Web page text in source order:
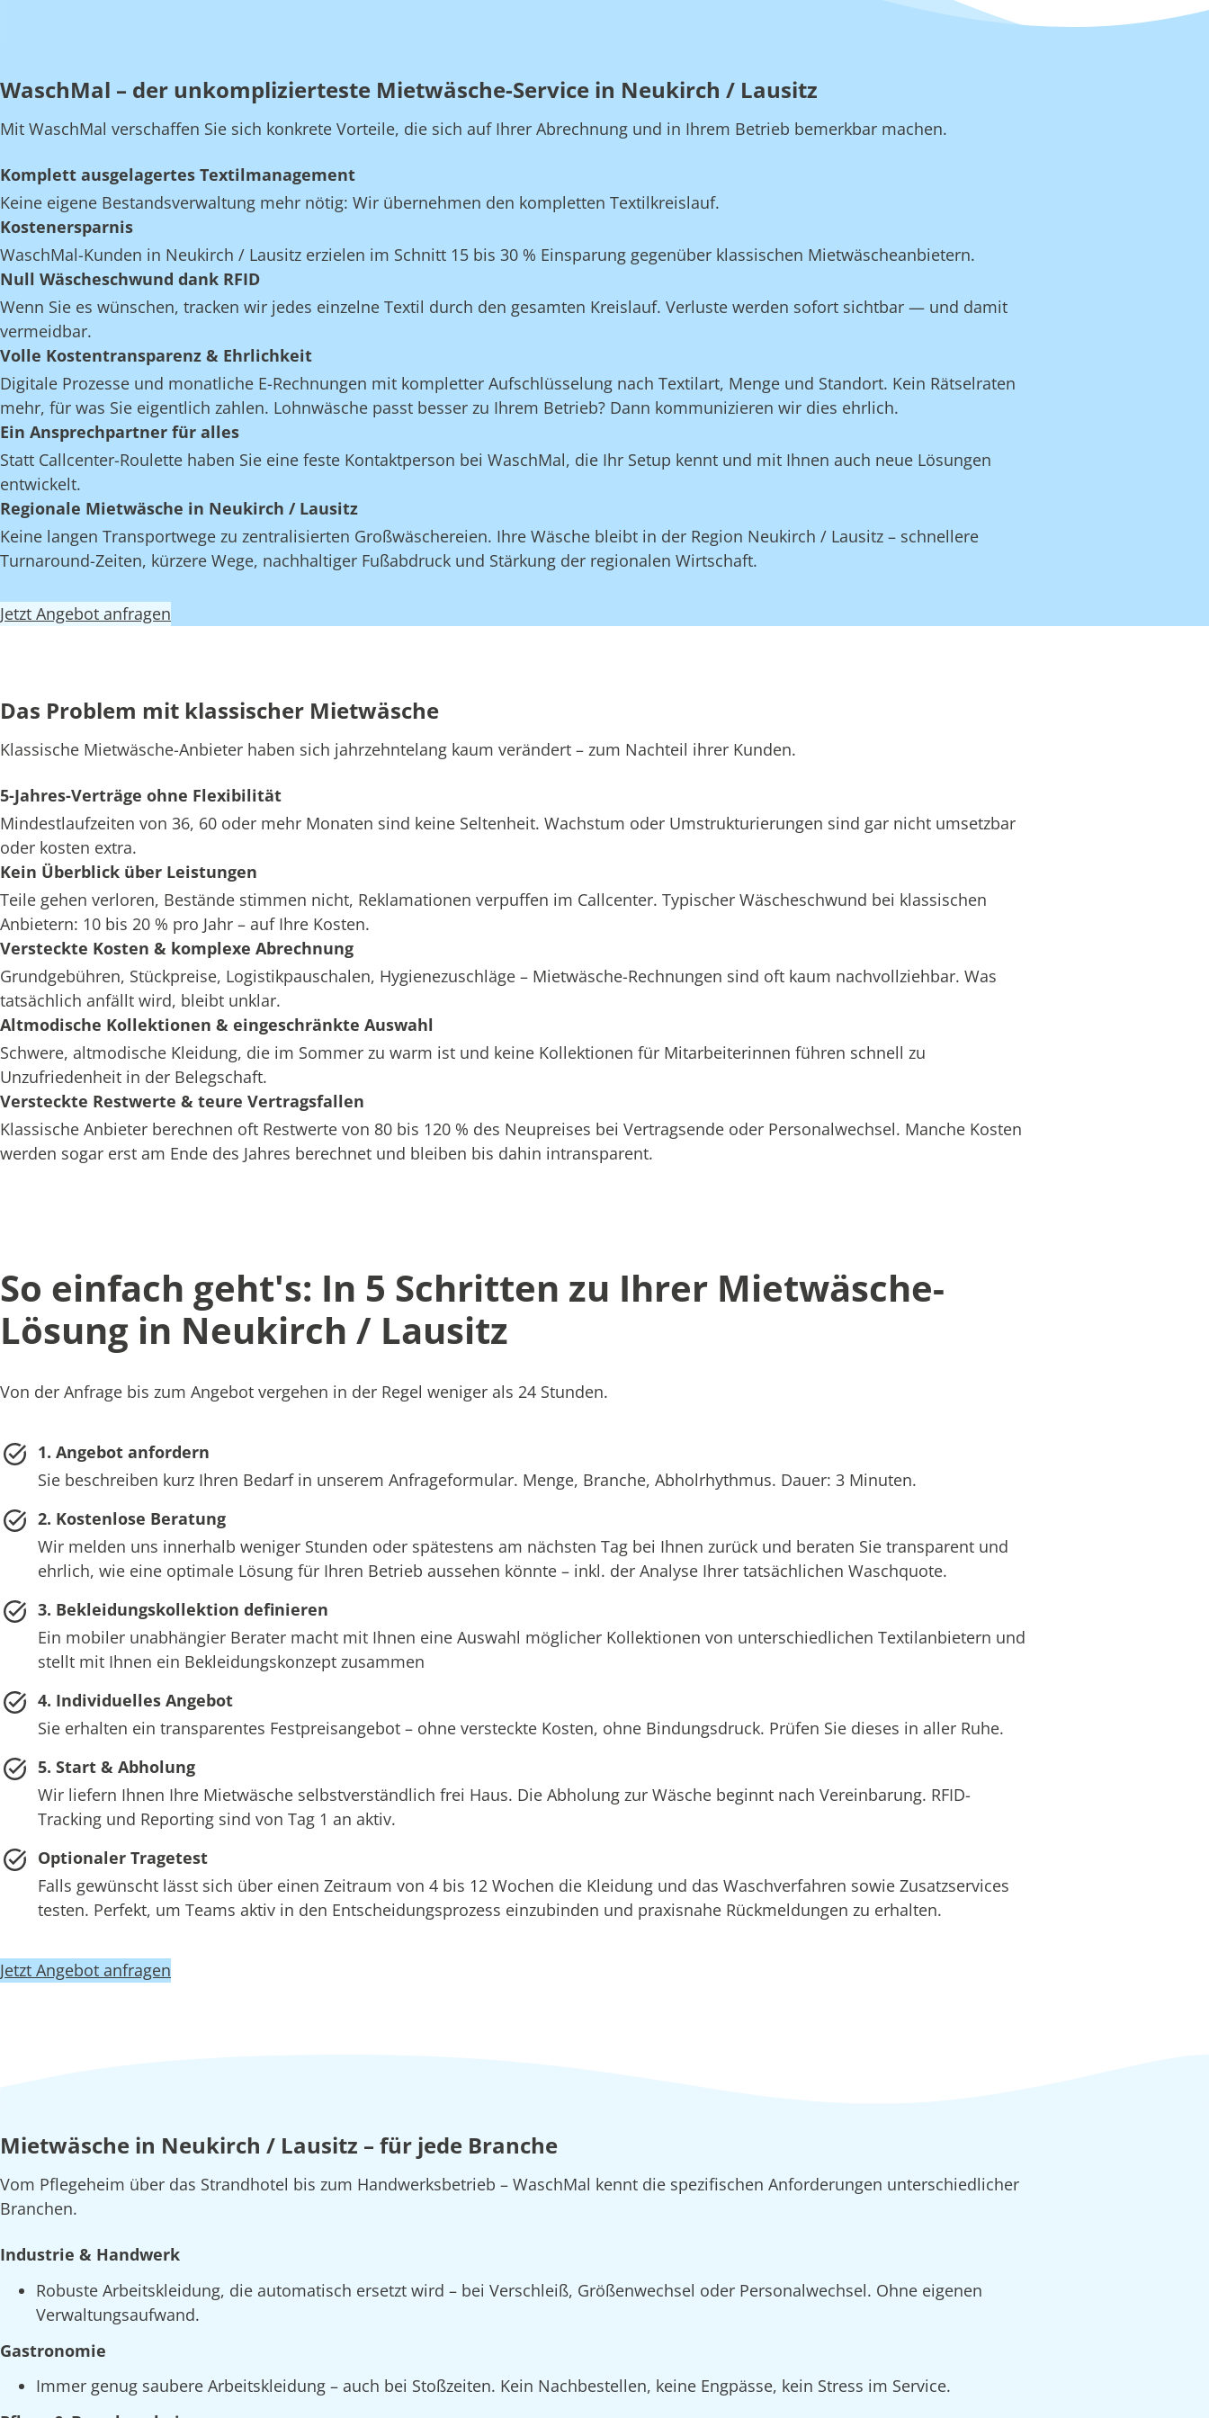
WaschMal – der unkomplizierteste Mietwäsche-Service in Neukirch / Lausitz
Mit WaschMal verschaffen Sie sich konkrete Vorteile, die sich auf Ihrer Abrechnung und in Ihrem Betrieb bemerkbar machen.
Komplett ausgelagertes Textilmanagement
Keine eigene Bestandsverwaltung mehr nötig: Wir übernehmen den kompletten Textilkreislauf.
Kostenersparnis
WaschMal-Kunden in Neukirch / Lausitz erzielen im Schnitt 15 bis 30 % Einsparung gegenüber klassischen Mietwäscheanbietern.
Null Wäscheschwund dank RFID
Wenn Sie es wünschen, tracken wir jedes einzelne Textil durch den gesamten Kreislauf. Verluste werden sofort sichtbar — und damit
vermeidbar.
Volle Kostentransparenz & Ehrlichkeit
Digitale Prozesse und monatliche E-Rechnungen mit kompletter Aufschlüsselung nach Textilart, Menge und Standort. Kein Rätselraten
mehr, für was Sie eigentlich zahlen. Lohnwäsche passt besser zu Ihrem Betrieb? Dann kommunizieren wir dies ehrlich.
Ein Ansprechpartner für alles
Statt Callcenter-Roulette haben Sie eine feste Kontaktperson bei WaschMal, die Ihr Setup kennt und mit Ihnen auch neue Lösungen
entwickelt.
Regionale Mietwäsche in Neukirch / Lausitz
Keine langen Transportwege zu zentralisierten Großwäschereien. Ihre Wäsche bleibt in der Region Neukirch / Lausitz – schnellere
Turnaround-Zeiten, kürzere Wege, nachhaltiger Fußabdruck und Stärkung der regionalen Wirtschaft.
Jetzt Angebot anfragen
Das Problem mit klassischer Mietwäsche
Klassische Mietwäsche-Anbieter haben sich jahrzehntelang kaum verändert – zum Nachteil ihrer Kunden.
5-Jahres-Verträge ohne Flexibilität
Mindestlaufzeiten von 36, 60 oder mehr Monaten sind keine Seltenheit. Wachstum oder Umstrukturierungen sind gar nicht umsetzbar
oder kosten extra.
Kein Überblick über Leistungen
Teile gehen verloren, Bestände stimmen nicht, Reklamationen verpuffen im Callcenter. Typischer Wäscheschwund bei klassischen
Anbietern: 10 bis 20 % pro Jahr – auf Ihre Kosten.
Versteckte Kosten & komplexe Abrechnung
Grundgebühren, Stückpreise, Logistikpauschalen, Hygienezuschläge – Mietwäsche-Rechnungen sind oft kaum nachvollziehbar. Was
tatsächlich anfällt wird, bleibt unklar.
Altmodische Kollektionen & eingeschränkte Auswahl
Schwere, altmodische Kleidung, die im Sommer zu warm ist und keine Kollektionen für Mitarbeiterinnen führen schnell zu
Unzufriedenheit in der Belegschaft.
Versteckte Restwerte & teure Vertragsfallen
Klassische Anbieter berechnen oft Restwerte von 80 bis 120 % des Neupreises bei Vertragsende oder Personalwechsel. Manche Kosten
werden sogar erst am Ende des Jahres berechnet und bleiben bis dahin intransparent.
So einfach geht's: In 5 Schritten zu Ihrer Mietwäsche-
Lösung in Neukirch / Lausitz
Von der Anfrage bis zum Angebot vergehen in der Regel weniger als 24 Stunden.
1. Angebot anfordern
Sie beschreiben kurz Ihren Bedarf in unserem Anfrageformular. Menge, Branche, Abholrhythmus. Dauer: 3 Minuten.
2. Kostenlose Beratung
Wir melden uns innerhalb weniger Stunden oder spätestens am nächsten Tag bei Ihnen zurück und beraten Sie transparent und
ehrlich, wie eine optimale Lösung für Ihren Betrieb aussehen könnte – inkl. der Analyse Ihrer tatsächlichen Waschquote.
3. Bekleidungskollektion definieren
Ein mobiler unabhängier Berater macht mit Ihnen eine Auswahl möglicher Kollektionen von unterschiedlichen Textilanbietern und
stellt mit Ihnen ein Bekleidungskonzept zusammen
4. Individuelles Angebot
Sie erhalten ein transparentes Festpreisangebot – ohne versteckte Kosten, ohne Bindungsdruck. Prüfen Sie dieses in aller Ruhe.
5. Start & Abholung
Wir liefern Ihnen Ihre Mietwäsche selbstverständlich frei Haus. Die Abholung zur Wäsche beginnt nach Vereinbarung. RFID-
Tracking und Reporting sind von Tag 1 an aktiv.
Optionaler Tragetest
Falls gewünscht lässt sich über einen Zeitraum von 4 bis 12 Wochen die Kleidung und das Waschverfahren sowie Zusatzservices
testen. Perfekt, um Teams aktiv in den Entscheidungsprozess einzubinden und praxisnahe Rückmeldungen zu erhalten.
Jetzt Angebot anfragen
Mietwäsche in Neukirch / Lausitz – für jede Branche
Vom Pflegeheim über das Strandhotel bis zum Handwerksbetrieb – WaschMal kennt die spezifischen Anforderungen unterschiedlicher
Branchen.
Industrie & Handwerk
Robuste Arbeitskleidung, die automatisch ersetzt wird – bei Verschleiß, Größenwechsel oder Personalwechsel. Ohne eigenen
Verwaltungsaufwand.
Gastronomie
Immer genug saubere Arbeitskleidung – auch bei Stoßzeiten. Kein Nachbestellen, keine Engpässe, kein Stress im Service.